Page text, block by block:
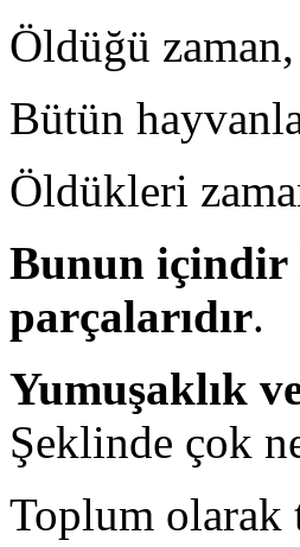
Öldüğü
Bütün
Öldükleri
Bunun
parçalarıdır.
Yumuşaklık
Şeklinde çok
Toplum olarak